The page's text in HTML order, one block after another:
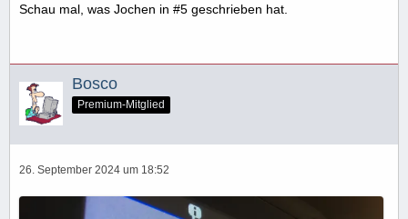
Schau mal, was Jochen in #5 geschrieben hat.
Bosco
Premium-Mitglied
26. September 2024 um 18:52